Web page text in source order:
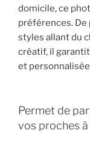
domicile, ce
préférences. De
styles allant du
créatif, il
et
Permet de
vos proches